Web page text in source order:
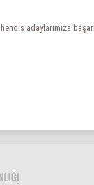
adaylarımıza